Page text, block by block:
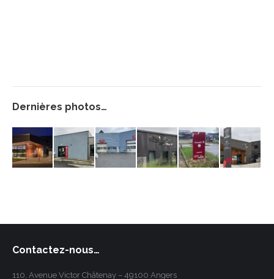
Dernières photos…
Contactez-nous…
110, Avenue Victor Châtenay – 49100 Angers